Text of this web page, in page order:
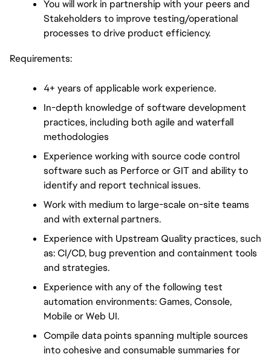
You will work in partnership with your peers and
Stakeholders to improve testing/operational
processes to drive product efficiency.
Requirements:
4+ years of applicable work experience.
In-depth knowledge of software development
practices, including both agile and waterfall
methodologies
Experience working with source code control
software such as Perforce or GIT and ability to
identify and report technical issues.
Work with medium to large-scale on-site teams
and with external partners.
Experience with Upstream Quality practices, such
as: CI/CD, bug prevention and containment tools
and strategies.
Experience with any of the following test
automation environments: Games, Console,
Mobile or Web UI.
Compile data points spanning multiple sources
into cohesive and consumable summaries for